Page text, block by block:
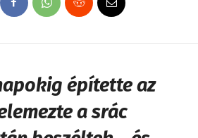
építette az
a srác